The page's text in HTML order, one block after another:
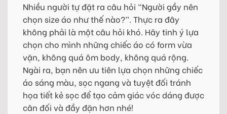
Nhiều người tự đặt ra câu hỏi “Người gầy nên
chọn size áo như thế nào?”. Thực ra đây
không phải là một câu hỏi khó. Hãy tinh ý lựa
chọn cho mình những chiếc áo có form vừa
vặn, không quá ôm body, không quá rộng.
Ngài ra, bạn nên ưu tiên lựa chọn những chiếc
áo sáng màu, sọc ngang và tuyệt đối tránh
họa tiết kẻ sọc để tạo cảm giác vóc dáng được
cân đối và đầy đặn hơn nhé!